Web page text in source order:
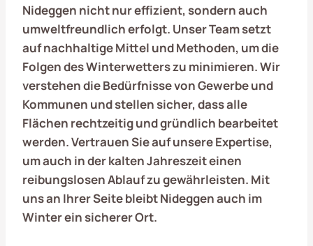
Nideggen nicht nur effizient, sondern auch
umweltfreundlich erfolgt. Unser Team setzt
auf nachhaltige Mittel und Methoden, um die
Folgen des Winterwetters zu minimieren. Wir
verstehen die Bedürfnisse von Gewerbe und
Kommunen und stellen sicher, dass alle
Flächen rechtzeitig und gründlich bearbeitet
werden. Vertrauen Sie auf unsere Expertise,
um auch in der kalten Jahreszeit einen
reibungslosen Ablauf zu gewährleisten. Mit
uns an Ihrer Seite bleibtNideggenauch im
Winter ein sicherer Ort.